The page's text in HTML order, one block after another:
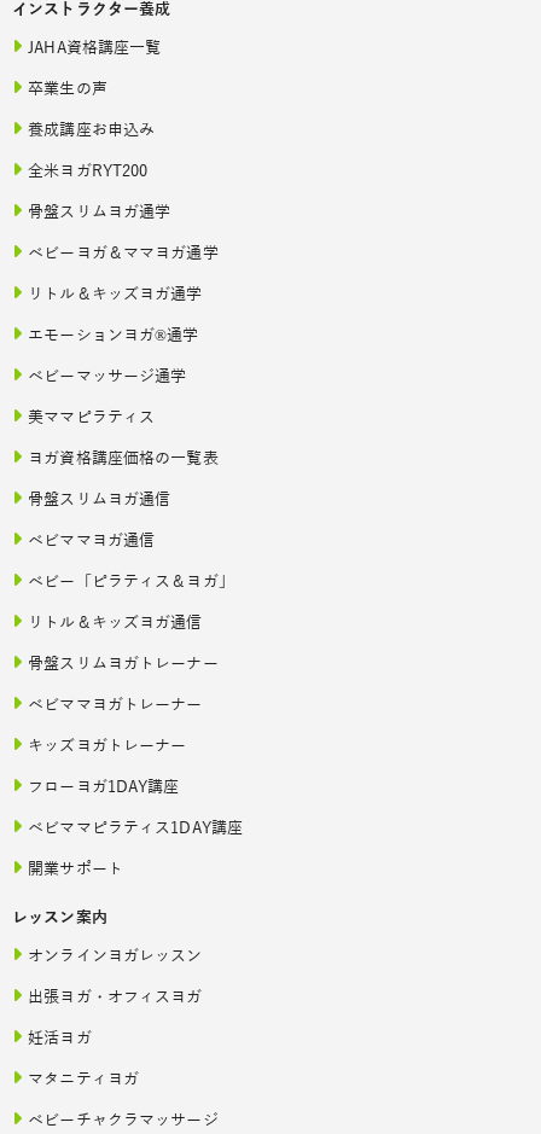
インストラクター養成
JAHA資格講座一覧
卒業生の声
養成講座お申込み
全米ヨガRYT200
骨盤スリムヨガ通学
ベビーヨガ＆ママヨガ通学
リトル＆キッズヨガ通学
エモーションヨガ®通学
ベビーマッサージ通学
美ママピラティス
ヨガ資格講座価格の一覧表
骨盤スリムヨガ通信
ベビママヨガ通信
ベビー「ピラティス＆ヨガ」
リトル＆キッズヨガ通信
骨盤スリムヨガトレーナー
ベビママヨガトレーナー
キッズヨガトレーナー
フローヨガ1DAY講座
ベビママピラティス1DAY講座
開業サポート
レッスン案内
オンラインヨガレッスン
出張ヨガ・オフィスヨガ
妊活ヨガ
マタニティヨガ
ベビーチャクラマッサージ